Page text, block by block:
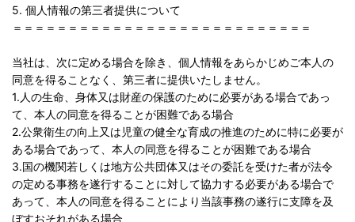
5. 個人情報の第三者提供について
＝＝＝＝＝＝＝＝＝＝＝＝＝＝＝＝＝＝＝＝＝＝＝＝＝＝＝
当社は、次に定める場合を除き、個人情報をあらかじめご本人の
同意を得ることなく、第三者に提供いたしません。
1.人の生命、身体又は財産の保護のために必要がある場合であっ
て、本人の同意を得ることが困難である場合
2.公衆衛生の向上又は児童の健全な育成の推進のために特に必要が
ある場合であって、本人の同意を得ることが困難である場合
3.国の機関若しくは地方公共団体又はその委託を受けた者が法令
の定める事務を遂行することに対して協力する必要がある場合で
あって、本人の同意を得ることにより当該事務の遂行に支障を及
ぼすおそれがある場合